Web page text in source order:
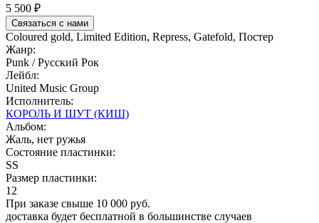
5 500 ₽
Связаться с нами
Coloured gold, Limited Edition, Repress, Gatefold, Постер
Жанр:
Punk / Русский Рок
Лейбл:
United Music Group
Исполнитель:
КОРОЛЬ И ШУТ (КИШ)
Альбом:
Жаль, нет ружья
Состояние пластинки:
SS
Размер пластинки:
12
При заказе свыше 10 000 руб.
доставка будет бесплатной в большинстве случаев